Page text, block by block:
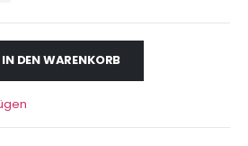
IN DEN WARENKORB